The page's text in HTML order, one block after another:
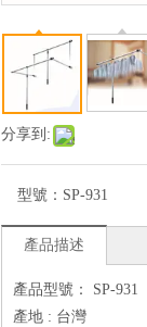
分享到:
型號： SP-931
產品描述
產品型號： SP-931
產地 : 台灣